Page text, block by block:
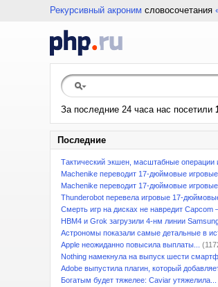
Рекурсивный акроним словосочетания
За последние 24 часа нас посетили
Последние
Тактический экшен, масштабные операции
Machenike переводит 17-дюймовые
Machenike переводит 17-дюймовые
Thunderobot перевела игровые 17-
Смерть игр на дисках не навредит Capcom
HBM4 и Grok загрузили 4-нм линии Samsung
Астрономы показали самые детальные в
Apple неожиданно повысила выплаты...
Nothing намекнула на выпуск шести
Adobe выпустила плагин, который добавляет
Богатым будет тяжелее: Caviar утяжелила...